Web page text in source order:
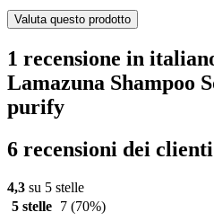
Valuta questo prodotto
1 recensione in
Lamazuna Shampoo
purify
6 recensioni dei
4,3 su 5 stelle
5 stelle
7 (70%)